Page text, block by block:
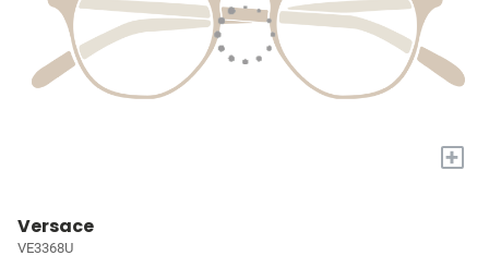
+
Versace
VE3368U